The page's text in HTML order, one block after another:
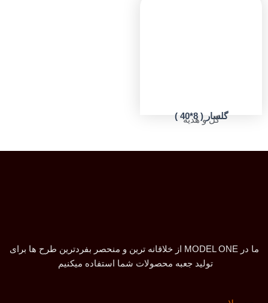
گلسار ( 8*40 )
گل و هدیه
ما در MODEL ONE از خلاقانه ترین و منحصر بفردترین طرح ها برای
تولید جعبه محصولات شما استفاده میکنیم